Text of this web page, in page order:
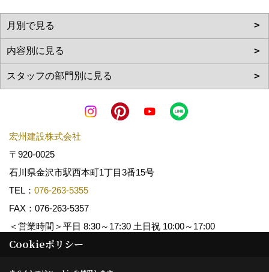
宏州建設株式会社
〒920-0025
石川県金沢市駅西本町1丁目3番15号
TEL： 076-263-5355
FAX：076-263-5357
＜営業時間＞平日 8:30～17:30 土日祝 10:00～17:00
Cookieポリシー